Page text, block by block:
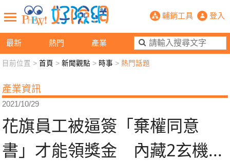
最新 熱門 產業
花旗員工被逼簽「棄權同意書」
輔銷工具 登入
新聞觀點 業務交流 好險懂生活
退休先準備 好險學堂 輔銷工具 活動專區
目前位置 >首頁 >新聞觀點 > 時事 >熱門話題
產業資訊
2021/10/29
花旗員工被逼簽「棄權同意
書」才能領獎金 內藏2玄機...